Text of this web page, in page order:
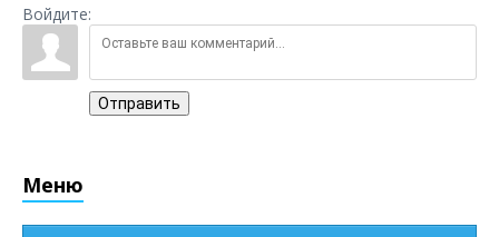
Войдите:
Отправить
Меню